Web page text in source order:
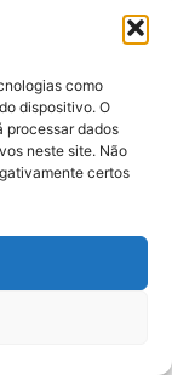
como
dispositivo. O
processar dados
neste site. Não
certos